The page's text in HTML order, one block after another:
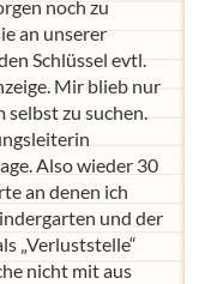
noch zu
an unserer
Schlüssel evtl.
Mir blieb nur
selbst zu suchen.
Also wieder 30
an denen ich
und der
„Verluststelle“
nicht mit aus